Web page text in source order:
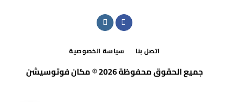
اتصل بنا سياسة الخصوصية
جميع الحقوق محفوظة 2026 © مكان فوتوسيشن